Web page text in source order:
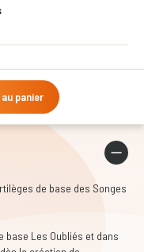
panier
de base des Songes
Les Oubliés et dans